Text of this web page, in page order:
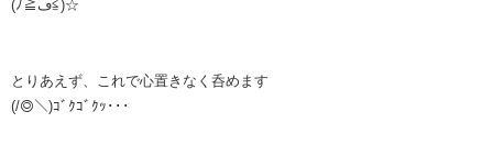
(ﾉ≧ڡ≦)☆
とりあえず、これで心置きなく呑めます
(/◎＼)ｺﾞｸｺﾞｸｯ･･･